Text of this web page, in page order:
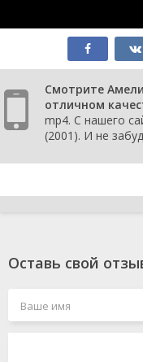
Смотрите
отличном
mp4. С нашего
(2001). И не
Оставь свой